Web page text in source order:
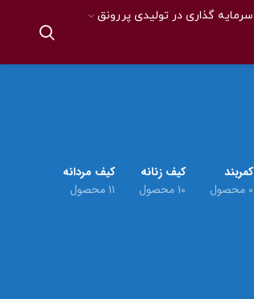
سرمایه گذاری در تولیدی پررونق
کمربند
۰ محصول
کیف زنانه
۱۰ محصول
کیف مردانه
۱۱ محصول